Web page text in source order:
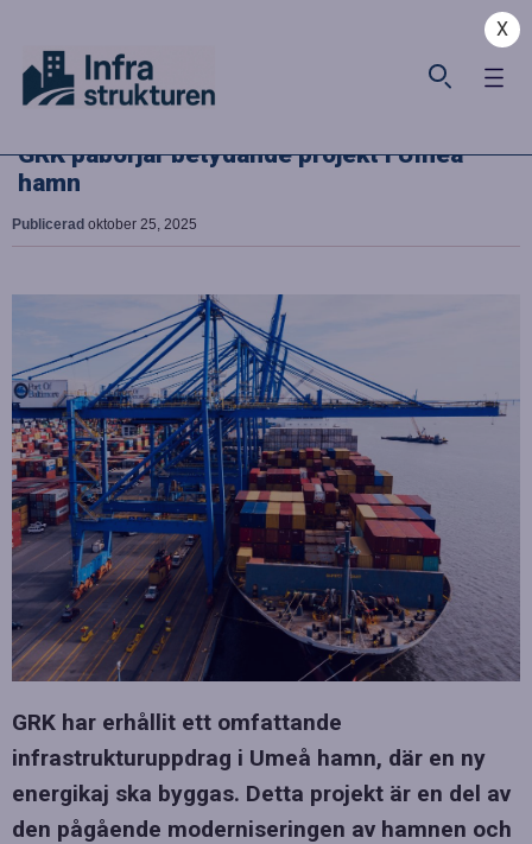
X
GRK påbörjar betydande projekt i Umeå
hamn
Publicerad oktober 25, 2025
GRK har erhållit ett omfattande
infrastrukturuppdrag i Umeå hamn, där en ny
energikaj ska byggas. Detta projekt är en del av
den pågående moderniseringen av hamnen och